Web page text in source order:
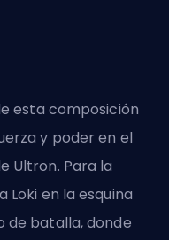
esta composición
y poder en el
Ultron. Para la
Loki en la esquina
de batalla, donde